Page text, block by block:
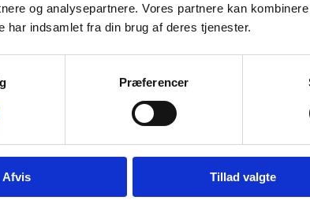
og analysepartnere. Vores partnere kan
har indsamlet fra din brug af deres tjenester.
Præferencer
Afvis Tillad valgte
først til de bedste tilbud.
kun relevante tilbud og